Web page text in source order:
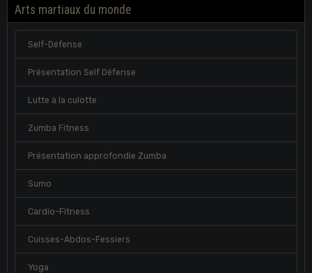
Arts martiaux du monde
Self-Défense
Présentation Self Défense
Lutte à la culotte
Zumba Fitness
Présentation approfondie Zumba
Sumo
Cardio-Fitness
Cuisses-Abdos-Fessiers
Yoga